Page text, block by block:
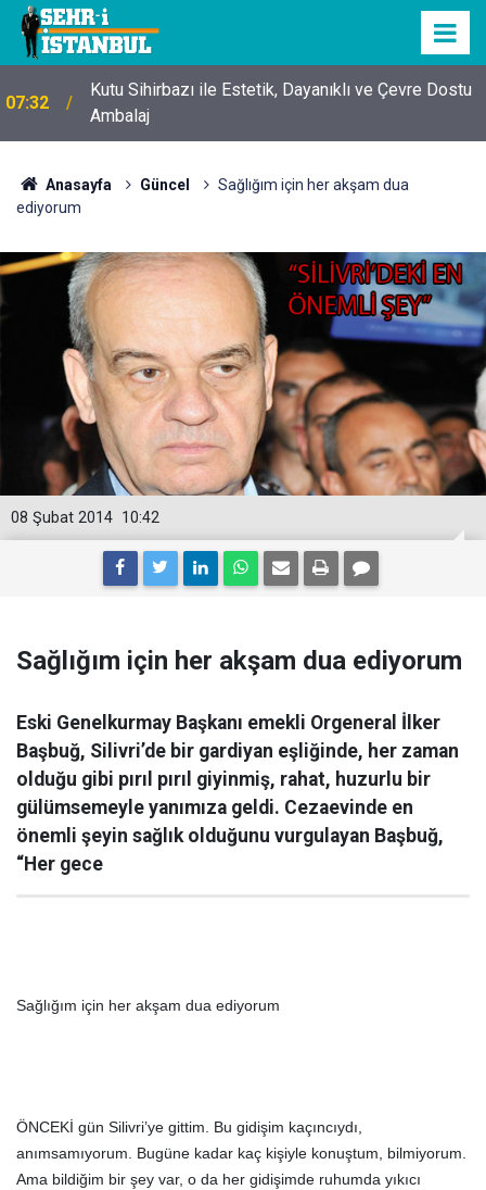
07:32
Kutu Sihirbazı ile Estetik, Dayanıklı ve Çevre Dostu
Ambalaj
Anasayfa Güncel
Sağlığım için her akşam dua
ediyorum
10:42
08 Şubat 2014
Sağlığım için her akşam dua ediyorum
Eski Genelkurmay Başkanı emekli Orgeneral İlker
Başbuğ, Silivri’de bir gardiyan eşliğinde, her zaman
olduğu gibi pırıl pırıl giyinmiş, rahat, huzurlu bir
gülümsemeyle yanımıza geldi. Cezaevinde en
önemli şeyin sağlık olduğunu vurgulayan Başbuğ,
“Her gece
Sağlığım için her akşam dua ediyorum
ÖNCEKİ gün Silivri’ye gittim. Bu gidişim kaçıncıydı,
anımsamıyorum. Bugüne kadar kaç kişiyle konuştum, bilmiyorum.
Ama bildiğim bir şey var, o da her gidişimde ruhumda yıkıcı